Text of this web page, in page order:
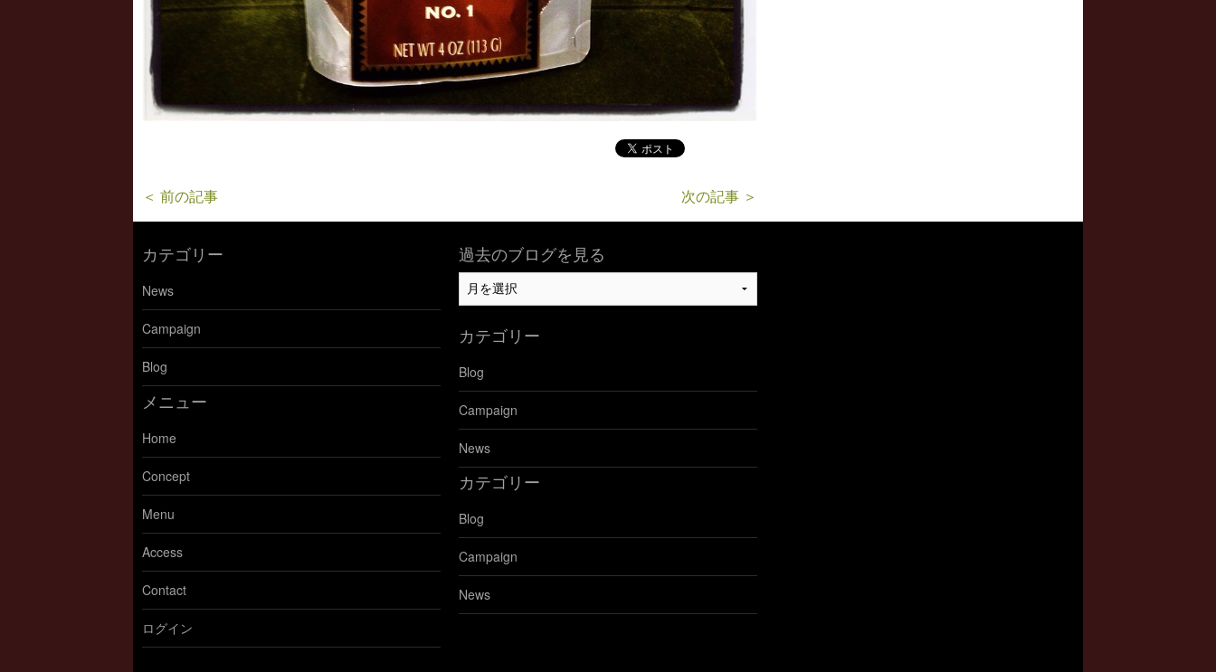
＜ 前の記事 次の記事 ＞
カテゴリー
News
Campaign
Blog
メニュー
Home
Concept
Menu
Access
Contact
ログイン
過去のブログを見る
過
去
ブ
グ
を
見
る
カテゴリー
Blog
Campaign
News
カテゴリー
Blog
Campaign
News